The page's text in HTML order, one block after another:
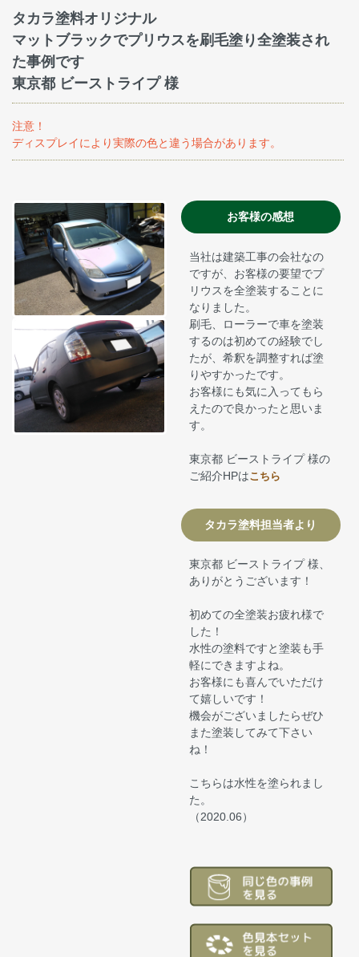
タカラ塗料オリジナル
マットブラックでプリウスを刷毛塗り全塗装され
た事例です
東京都 ビーストライプ 様
注意！
ディスプレイにより実際の色と違う場合があります。
お客様の感想
当社は建築工事の会社なの
ですが、お客様の要望でプ
リウスを全塗装することに
なりました。
刷毛、ローラーで車を塗装
するのは初めての経験でし
たが、希釈を調整すれば塗
りやすかったです。
お客様にも気に入ってもら
えたので良かったと思いま
す。
東京都 ビーストライプ 様の
ご紹介HPはこちら
タカラ塗料担当者より
東京都 ビーストライプ 様、
ありがとうございます！
初めての全塗装お疲れ様で
した！
水性の塗料ですと塗装も手
軽にできますよね。
お客様にも喜んでいただけ
て嬉しいです！
機会がございましたらぜひ
また塗装してみて下さい
ね！
こちらは水性を塗られまし
た。
（2020.06）